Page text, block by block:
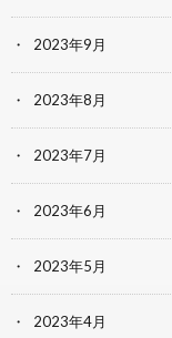
2023年9月
2023年8月
2023年7月
2023年6月
2023年5月
2023年4月